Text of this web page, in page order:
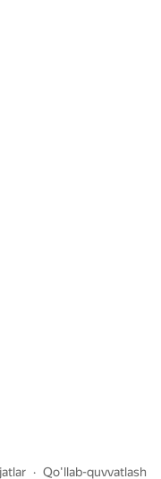
Qo'llab-quvvatlash